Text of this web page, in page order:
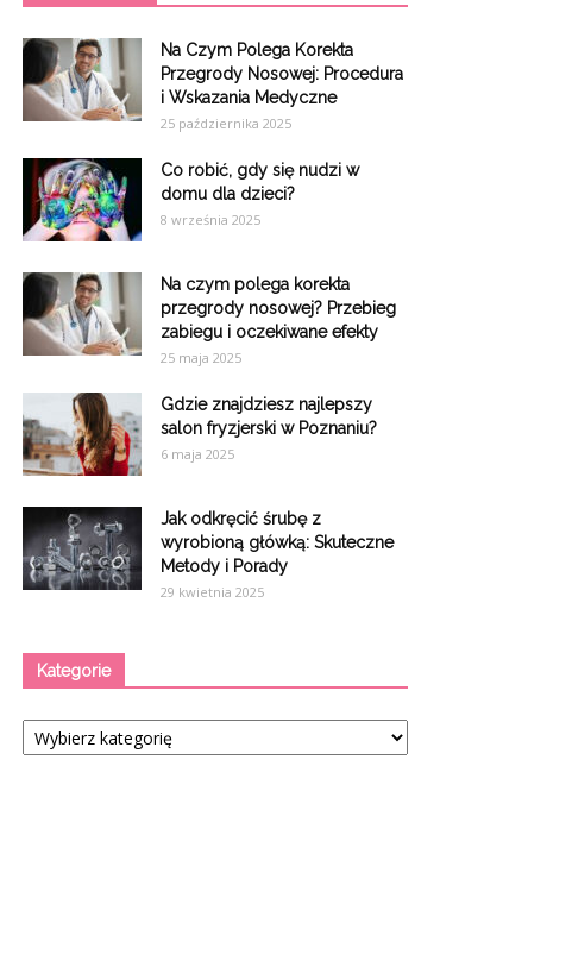
Na Czym Polega Korekta
Przegrody Nosowej: Procedura
i Wskazania Medyczne
25 października 2025
Co robić, gdy się nudzi w
domu dla dzieci?
8 września 2025
Na czym polega korekta
przegrody nosowej? Przebieg
zabiegu i oczekiwane efekty
25 maja 2025
Gdzie znajdziesz najlepszy
salon fryzjerski w Poznaniu?
6 maja 2025
Jak odkręcić śrubę z
wyrobioną główką: Skuteczne
Metody i Porady
29 kwietnia 2025
Kategorie
Kategorie